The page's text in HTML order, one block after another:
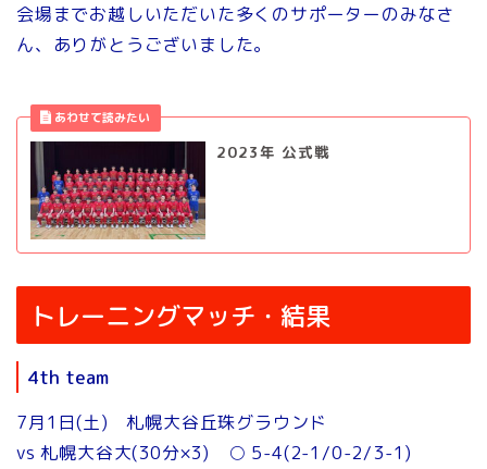
会場までお越しいただいた多くのサポーターのみなさ
ん、ありがとうございました。
2023年 公式戦
トレーニングマッチ・結果
4th team
7月1日(土) 札幌大谷丘珠グラウンド
vs 札幌大谷大(30分×3) ○ 5-4(2-1/0-2/3-1)